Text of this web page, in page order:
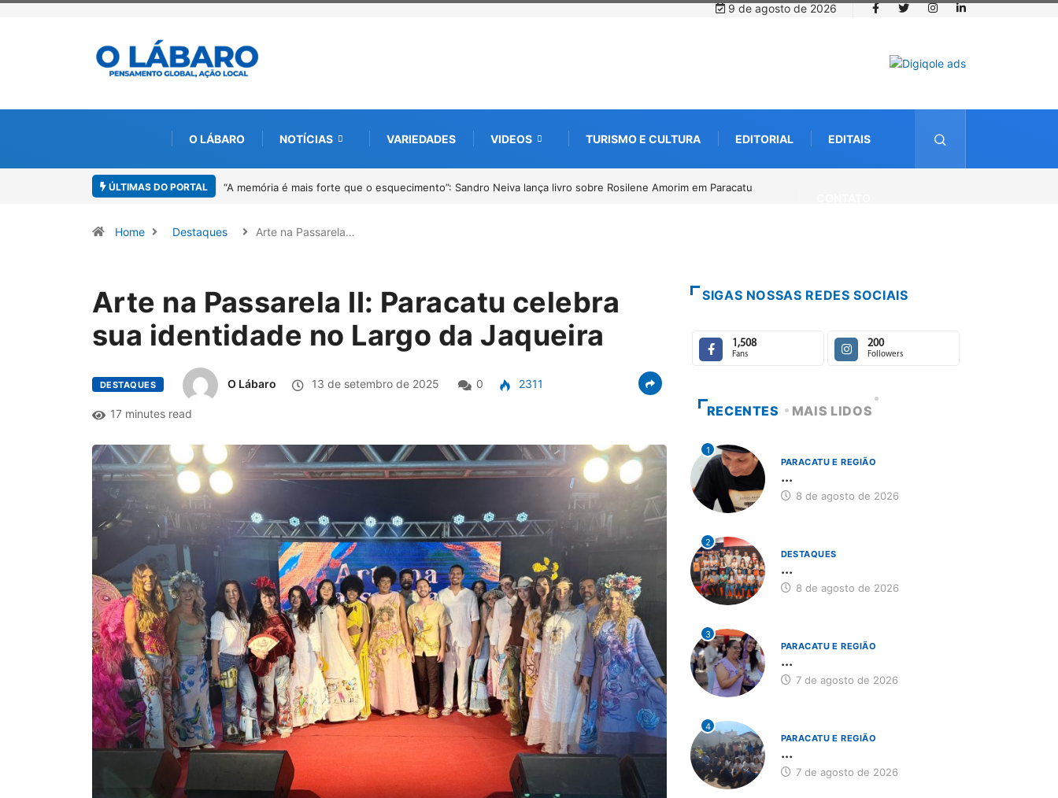
9 de agosto de 2026
O LÁBARO NOTÍCIAS VARIEDADES VIDEOS TURISMO E CULTURA EDITORIAL EDITAIS
ÚLTIMAS DO PORTAL 4º Fliparacatu tem inscrições abertas para o Prêmio de Redação e Desenho até o dia 14 de agosto
Home Destaques Arte na Passarela…
Arte na Passarela II: Paracatu celebra
sua identidade no Largo da Jaqueira
DESTAQUES O Lábaro 13 de setembro de 2025 0 2311
17 minutes read
SIGAS NOSSAS REDES SOCIAIS
1,508
Fans
200
Followers
RECENTES MAIS LIDOS
1
PARACATU E REGIÃO
...
8 de agosto de 2026
2
DESTAQUES
...
8 de agosto de 2026
3
PARACATU E REGIÃO
...
7 de agosto de 2026
4
PARACATU E REGIÃO
...
7 de agosto de 2026